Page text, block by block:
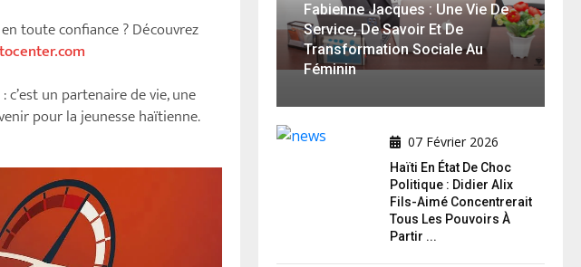
toute confiance ? Découvrez
c’est un partenaire de vie, une
pour la jeunesse haïtienne.
Fabienne Jacques : Une Vie De
Service, De Savoir Et De
Transformation Sociale Au
Féminin
07 Février 2026
Haïti En État De Choc
Politique : Didier Alix
Fils-Aimé Concentrerait
Tous Les Pouvoirs À
Partir ...